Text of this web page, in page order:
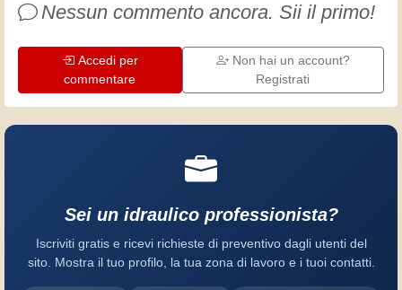
Nessun commento ancora. Sii il primo!
Accedi per
commentare
Non hai un account?
Registrati
Sei un idraulico professionista?
Iscriviti gratis e ricevi richieste di preventivo dagli utenti del
sito. Mostra il tuo profilo, la tua zona di lavoro e i tuoi contatti.